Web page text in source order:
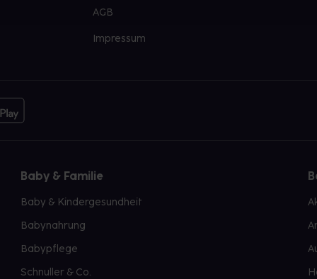
AGB
Impressum
Baby & Familie
Baby & Kindergesundheit
Babynahrung
Babypflege
Schnuller & Co.